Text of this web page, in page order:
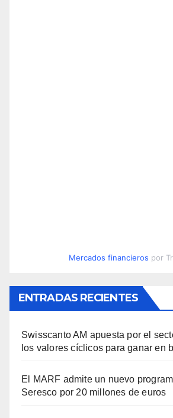
Mercados financieros por
ENTRADAS RECIENTES
Swisscanto AM apuesta por el
los valores cíclicos para ganar en
El MARF admite un nuevo
Seresco por 20 millones de euros